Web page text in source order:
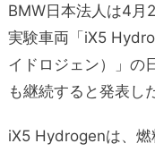
BMW日本法人は4月
実験車両「iX5
イドロジェン）」の
も継続すると発表し
iX5 Hydrogenは、燃